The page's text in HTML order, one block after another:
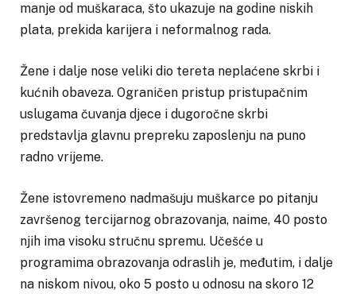
manje od muškaraca, što ukazuje na godine niskih
plata, prekida karijera i neformalnog rada.
Žene i dalje nose veliki dio tereta neplaćene skrbi i
kućnih obaveza. Ograničen pristup pristupačnim
uslugama čuvanja djece i dugoročne skrbi
predstavlja glavnu prepreku zaposlenju na puno
radno vrijeme.
Žene istovremeno nadmašuju muškarce po pitanju
završenog tercijarnog obrazovanja, naime, 40 posto
njih ima visoku stručnu spremu. Učešće u
programima obrazovanja odraslih je, međutim, i dalje
na niskom nivou, oko 5 posto u odnosu na skoro 12